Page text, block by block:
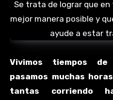
Vivimos tiempos
pasamos muchas
tantas corriendo